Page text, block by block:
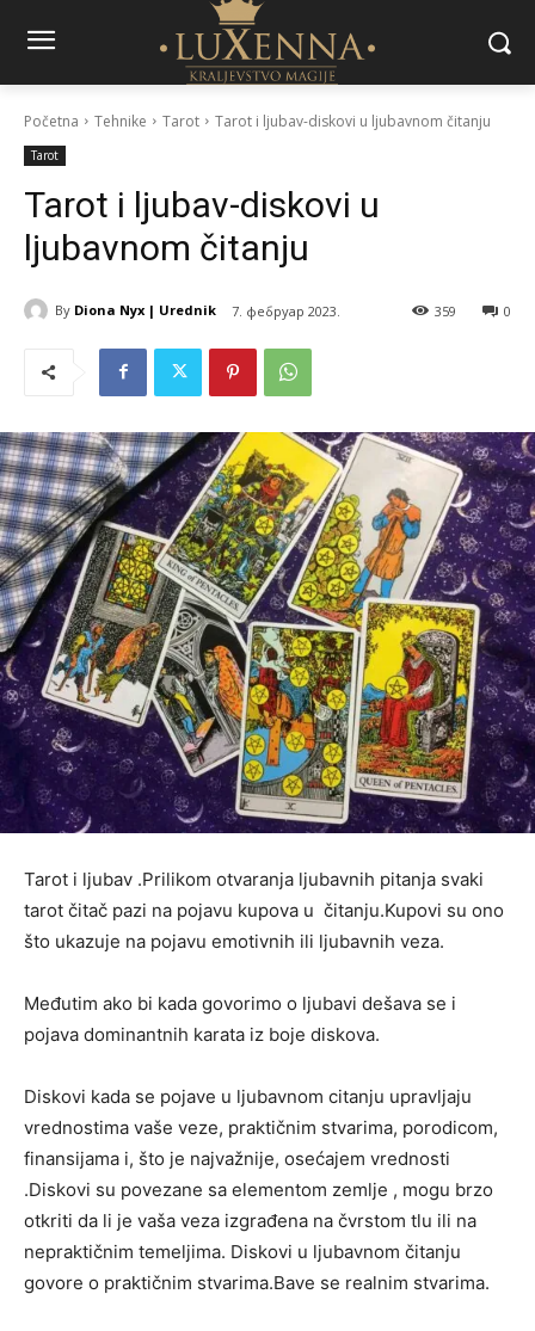
Početna Tehnike Tarot Tarot i ljubav-diskovi u ljubavnom čitanju
Tarot
Tarot i ljubav-diskovi u
ljubavnom čitanju
By Diona Nyx | Urednik 7. фебруар 2023. 0
359
Tarot i ljubav .Prilikom otvaranja ljubavnih pitanja svaki
tarot čitač pazi na pojavu kupova u čitanju.Kupovi su ono
što ukazuje na pojavu emotivnih ili ljubavnih veza.
Međutim ako bi kada govorimo o ljubavi dešava se i
pojava dominantnih karata iz boje diskova.
Diskovi kada se pojave u ljubavnom citanju upravljaju
vrednostima vaše veze, praktičnim stvarima, porodicom,
finansijama i, što je najvažnije, osećajem vrednosti
.Diskovi su povezane sa elementom zemlje , mogu brzo
otkriti da li je vaša veza izgrađena na čvrstom tlu ili na
nepraktičnim temeljima. Diskovi u ljubavnom čitanju
govore o praktičnim stvarima.Bave se realnim stvarima.